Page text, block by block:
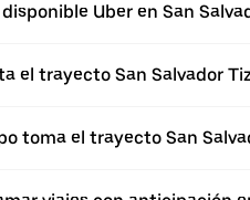
Uber en San
el trayecto San Salvador
toma el trayecto San